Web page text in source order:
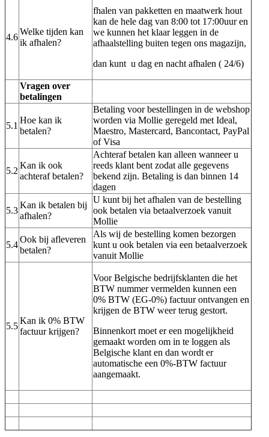
4.6
Welke tijden kan
ik afhalen?
fhalen van pakketten en maatwerk hout
kan de hele dag van 8:00 tot 17:00uur en
we kunnen het klaar leggen in de
afhaalstelling buiten tegen ons magazijn,
dan kunt u dag en nacht afhalen ( 24/6)
Vragen over
betalingen
5.1
Hoe kan ik
betalen?
Betaling voor bestellingen in de webshop
worden via Mollie geregeld met Ideal,
Maestro, Mastercard, Bancontact, PayPal
of Visa
5.2
Kan ik ook
achteraf betalen?
Achteraf betalen kan alleen wanneer u
reeds klant bent zodat alle gegevens
bekend zijn. Betaling is dan binnen 14
dagen
5.3
Kan ik betalen bij
afhalen?
U kunt bij het afhalen van de bestelling
ook betalen via betaalverzoek vanuit
Mollie
5.4
Ook bij afleveren
betalen?
Als wij de bestelling komen bezorgen
kunt u ook betalen via een betaalverzoek
vanuit Mollie
5.5
Kan ik 0% BTW
factuur krijgen?
Voor Belgische bedrijfsklanten die het
BTW nummer vermelden kunnen een
0% BTW (EG-0%) factuur ontvangen en
krijgen de BTW weer terug gestort.
Binnenkort moet er een mogelijkheid
gemaakt worden om in te loggen als
Belgische klant en dan wordt er
automatische een 0%-BTW factuur
aangemaakt.